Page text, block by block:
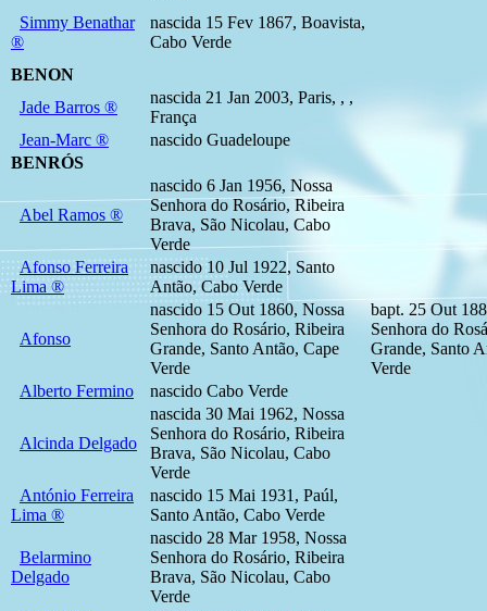
Simmy Benathar
®
nascida 15 Fev 1867, Boavista,
Cabo Verde
BENON
Jade Barros ®
nascida 21 Jan 2003, Paris, , ,
França
Jean-Marc ®
nascido Guadeloupe
BENRÓS
Abel Ramos ®
nascido 6 Jan 1956, Nossa
Senhora do Rosário, Ribeira
Brava, São Nicolau, Cabo
Verde
Afonso Ferreira
Lima ®
nascido 10 Jul 1922, Santo
Antão, Cabo Verde
Afonso
nascido 15 Out 1860, Nossa
Senhora do Rosário, Ribeira
Grande, Santo Antão, Cape
Verde
bapt. 25 Out
Senhora do
Grande, Santo
Verde
Alberto Fermino
nascido Cabo Verde
Alcinda Delgado
nascida 30 Mai 1962, Nossa
Senhora do Rosário, Ribeira
Brava, São Nicolau, Cabo
Verde
António Ferreira
Lima ®
nascido 15 Mai 1931, Paúl,
Santo Antão, Cabo Verde
Belarmino
Delgado
nascido 28 Mar 1958, Nossa
Senhora do Rosário, Ribeira
Brava, São Nicolau, Cabo
Verde